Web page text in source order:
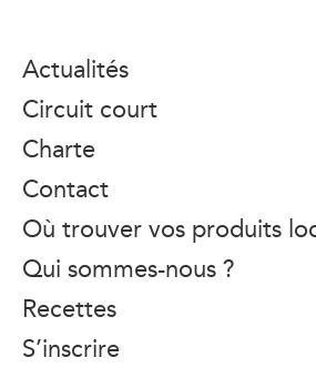
Actualités
Circuit court
Charte
Contact
Où trouver vos produits
Qui sommes-nous ?
Recettes
S’inscrire